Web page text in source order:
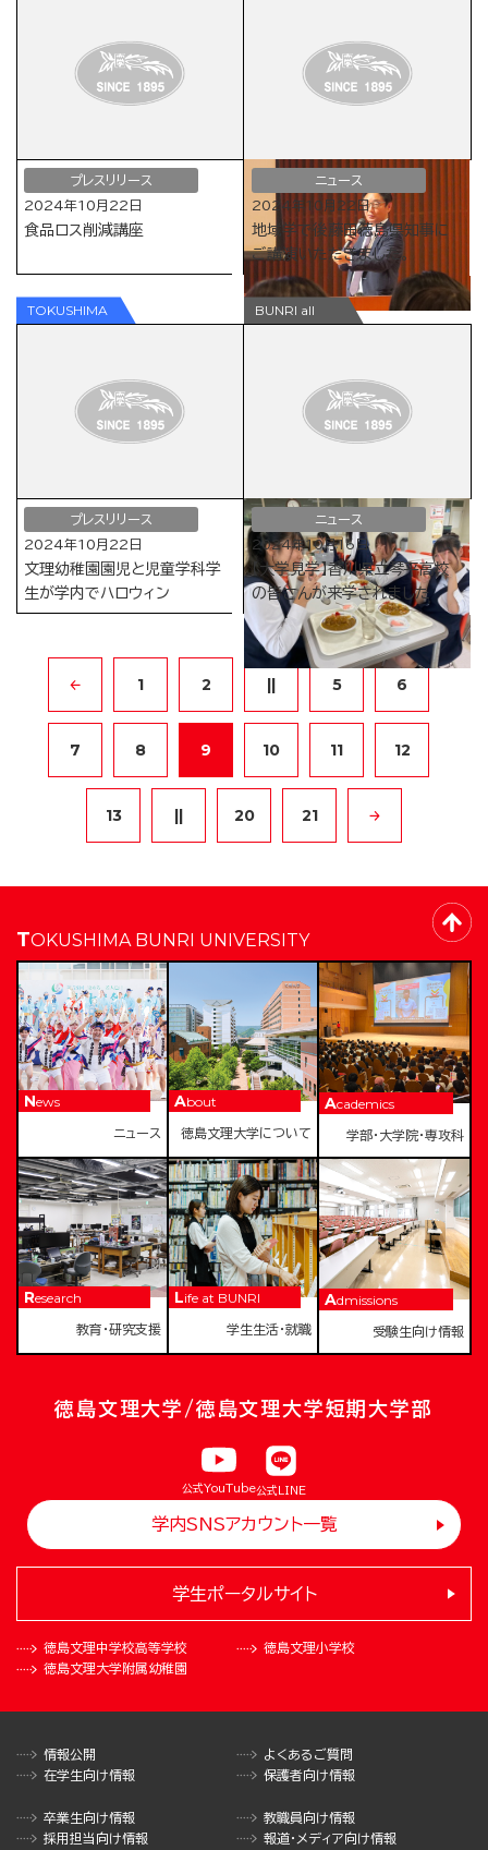
プレスリリース
2024年10月22日
食品ロス削減講座
ニュース
2024年10月22日
地域学で後藤田徳島県知事に
ご講演いただきました。
プレスリリース
2024年10月22日
文理幼稚園園児と児童学科学
生が学内でハロウィン
ニュース
2024年10月16日
【大学見学】香川県立琴平高校
の皆さんが来学されました
1 2 || 5 6
7 8 9 10 11 12
13 || 20 21
TOKUSHIMA BUNRI UNIVERSITY
News
ニュース
About
徳島文理大学について
Academics
学部・大学院・専攻科
Research
教育・研究支援
Life at BUNRI
学生生活・就職
Admissions
受験生向け情報
徳島文理大学/徳島文理大学短期大学部
公式YouTube公式LINE
学内SNSアカウント一覧
徳島文理中学校高等学校
徳島文理小学校
徳島文理大学附属幼稚園
学生ポータルサイト
情報公開
よくあるご質問
在学生向け情報
保護者向け情報
卒業生向け情報
教職員向け情報
採用担当向け情報
報道・メディア向け情報